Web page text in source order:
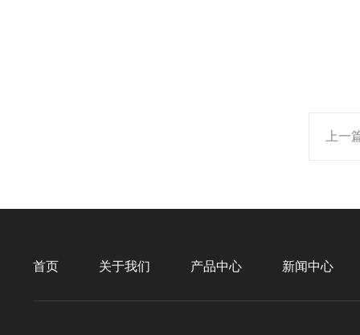
上一
首页 关于我们 产品中心 新闻中心